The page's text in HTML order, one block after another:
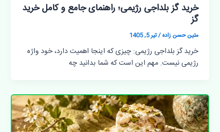
خرید گز بلداجی رژیمی؛ راهنمای جامع و کامل خرید
گز
متین حسن زاده/تیر 5, 1405
خرید گز بلداجی رژیمی: چیزی که اینجا اهمیت دارد، خود واژه
رژیمی نیست. مهم این است که شما بدانید چه